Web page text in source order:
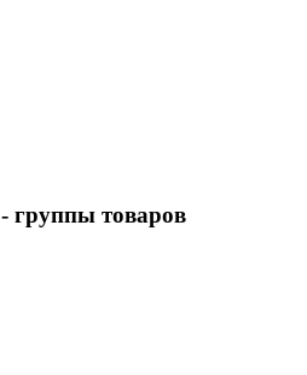
- группы товаров